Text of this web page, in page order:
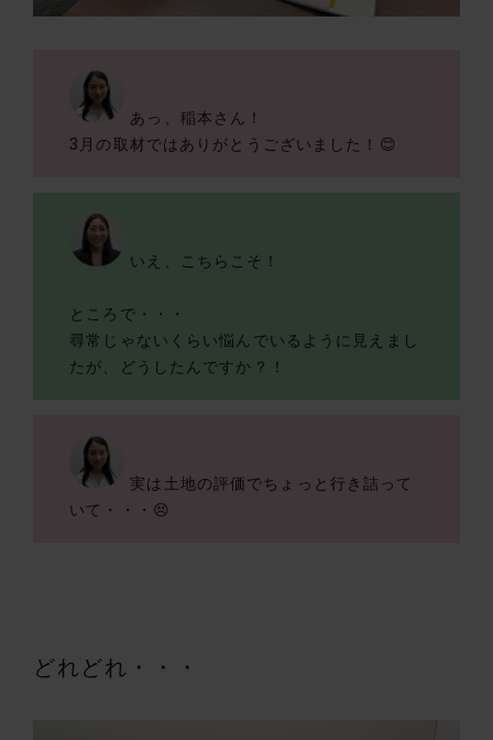
あっ、稲本さん！
3月の取材ではありがとうございました！😊
いえ、こちらこそ！
ところで・・・
尋常じゃないくらい悩んでいるように見えまし
たが、どうしたんですか？！
実は土地の評価でちょっと行き詰って
いて・・・😣
どれどれ・・・